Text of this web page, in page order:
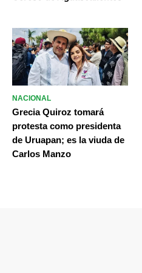
NACIONAL
Grecia Quiroz tomará
protesta como presidenta
de Uruapan; es la viuda de
Carlos Manzo